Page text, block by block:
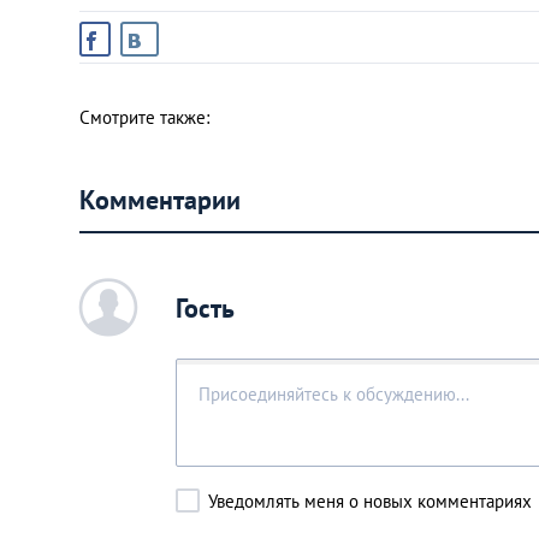
Смотрите также:
Комментарии
c Гость
Уведомлять меня о новых комментариях